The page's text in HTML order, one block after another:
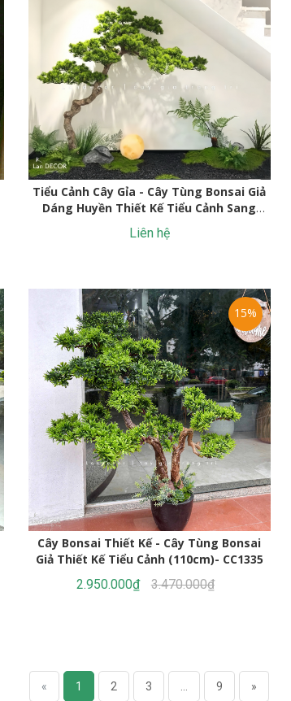
Tiểu Cảnh Cây Gỉa - Cây Tùng Bonsai Giả
Dáng Huyền Thiết Kế Tiểu Cảnh Sang
Trọng
Liên hệ
Cây Bonsai Thiết Kế - Cây Tùng Bonsai
Giả Thiết Kế Tiểu Cảnh (110cm)- CC1335
15%
2.950.000₫ 3.470.000₫
« 1 2 3 9 »